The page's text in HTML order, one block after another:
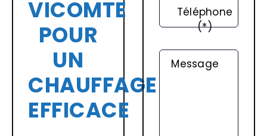
VICOMTE
POUR
UN
CHAUFFAGE
EFFICACE
Téléphone
(*)
Message